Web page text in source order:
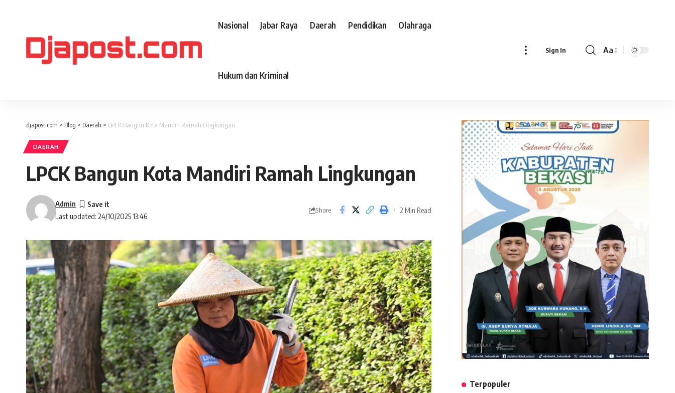
Nasional Jabar Raya Daerah Pendidikan Olahraga
Hukum dan Kriminal
Sign In
Font
Aa
djapost.com > Blog > Daerah > LPCK Bangun Kota Mandiri Ramah Lingkungan
DAERAH
LPCK Bangun Kota Mandiri Ramah Lingkungan
Last updated: 24/10/2025 13:46
Admin
Share 2 Min Read
Terpopuler